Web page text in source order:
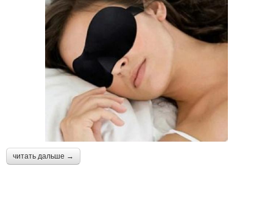
читать дальше →